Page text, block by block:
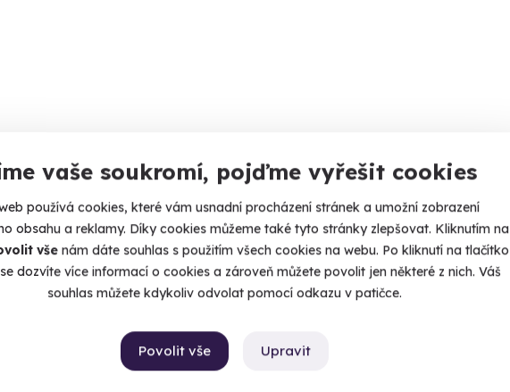
vaše soukromí, pojďme vyřešit cookies
používá cookies, které vám usnadní procházení stránek a umožní zobrazení
obsahu a reklamy. Díky cookies můžeme také tyto stránky zlepšovat. Kliknutím na
vše nám dáte souhlas s použitím všech cookies na webu. Po kliknutí na tlačítko
dozvíte více informací o cookies a zároveň můžete povolit jen některé z nich. Váš
souhlas můžete kdykoliv odvolat pomocí odkazu v patičce.
Upravit
Povolit vše